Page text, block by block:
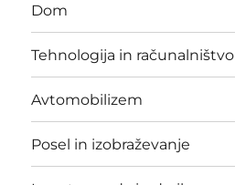
Dom
Tehnologija in računalništvo
Avtomobilizem
Posel in izobraževanje